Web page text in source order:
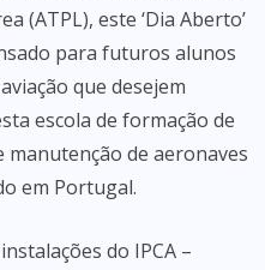
(ATPL), este ‘Dia Aberto’
para futuros alunos
que desejem
escola de formação de
manutenção de aeronaves
em Portugal.
do IPCA –